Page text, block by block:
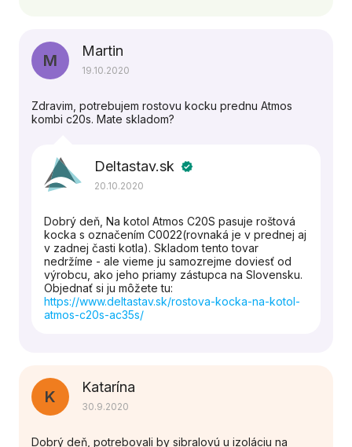
M
Martin
19.10.2020
Zdravim, potrebujem rostovu kocku prednu Atmos
kombi c20s. Mate skladom?
Deltastav.sk verified
20.10.2020
Dobrý deň, Na kotol Atmos C20S pasuje roštová
kocka s označením C0022(rovnaká je v prednej aj
v zadnej časti kotla). Skladom tento tovar
nedržíme - ale vieme ju samozrejme doviesť od
výrobcu, ako jeho priamy zástupca na Slovensku.
Objednať si ju môžete tu:
https://www.deltastav.sk/rostova-kocka-na-kotol-
atmos-c20s-ac35s/
K
Katarína
30.9.2020
Dobrý deň, potrebovali by sibralovú u izoláciu na